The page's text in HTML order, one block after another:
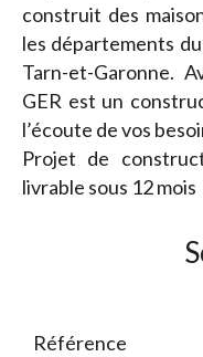
construit des
les départements
Tarn-et-Garonne.
GER est un
l’écoute de vos
Projet de
livrable sous 12 mois
Référence